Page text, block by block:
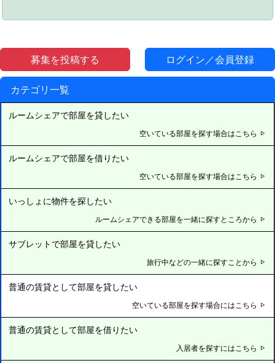
募集を投稿する ログイン／会員登録
カテゴリ一覧
ルームシェアで部屋を貸したい
空いている部屋を探す場合はこちら
ルームシェアで部屋を借りたい
空いている部屋を探す場合はこちら
いっしょに物件を探したい
ルームシェアできる部屋を一緒に探すところから
サブレットで部屋を貸したい
旅行中などの一緒に探すことから
普通の賃貸として部屋を貸したい
空いている部屋を探す場合にはこちら
普通の賃貸として部屋を借りたい
入居者を探すにはこちら